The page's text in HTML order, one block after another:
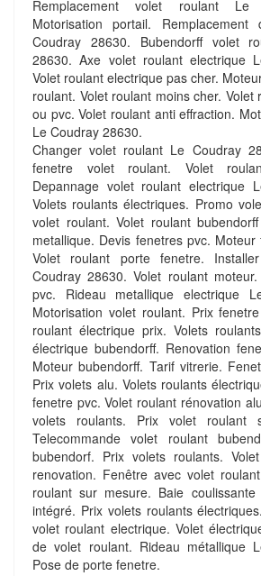
Remplacement volet roulant Le
Motorisation portail.
Coudray 28630. Bubendorff volet
28630. Axe volet roulant electrique
Volet roulant electrique pas cher.
roulant. Volet roulant moins cher. Volet
ou pvc. Volet roulant anti effraction.
Le Coudray 28630.
Changer volet roulant Le Coudray
fenetre volet roulant. Volet
Depannage volet roulant electrique
Volets roulants électriques. Promo
volet roulant. Volet roulant
metallique. Devis fenetres pvc.
Volet roulant porte fenetre.
Coudray 28630. Volet roulant
pvc. Rideau metallique electrique
Motorisation volet roulant. Prix
roulant électrique prix. Volets
électrique bubendorff. Renovation
Moteur bubendorff. Tarif vitrerie.
Prix volets alu. Volets roulants
fenetre pvc. Volet roulant rénovation
volets roulants. Prix volet roulant
Telecommande volet roulant
bubendorf. Prix volets roulants.
renovation. Fenêtre avec volet
roulant sur mesure. Baie
intégré. Prix volets roulants
volet roulant electrique. Volet
de volet roulant. Rideau métallique
Pose de porte fenetre.